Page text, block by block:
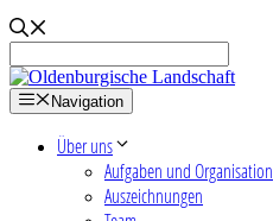
Navigation
Über uns
Aufgaben und Organisation
Auszeichnungen